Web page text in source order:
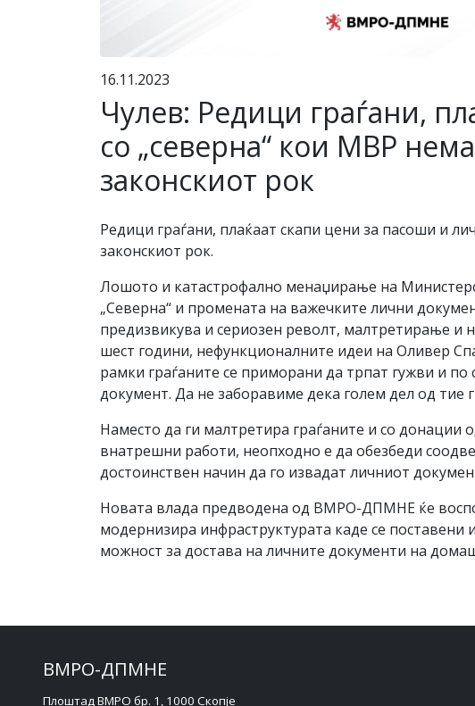
16.11.2023
Чулев: Редици граѓани,
со „северна“ кои МВР
законскиот рок
Редици граѓани, плаќаат скапи цени за пасоши и
законскиот рок.
Лошото и катастрофално менаџирање на
„Северна“ и промената на важечките лични
предизвикува и сериозен револт, малтретирање и
шест години, нефункционалните идеи на Оливер
рамки граѓаните се приморани да трпат гужви и по
документ. Да не заборавиме дека голем дел од тие
Наместо да ги малтретира граѓаните и со
внатрешни работи, неопходно е да обезбеди
достоинствен начин да го извадат личниот
Новата влада предводена од ВМРО-ДПМНЕ ќе
модернизира инфраструктурата каде се
можност за достава на личните документи на
ВМРО-ДПМНЕ
Плоштад ВМРО бр. 1, 1000 Скопје